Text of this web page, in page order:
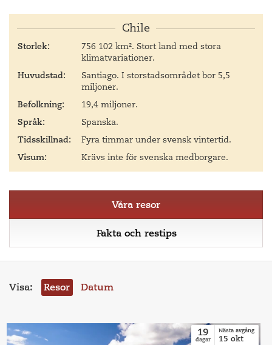
Chile
Storlek:
756 102 km². Stort land med stora
klimatvariationer.
Huvudstad:
Santiago. I storstadsområdet bor 5,5
miljoner.
Befolkning:
19,4 miljoner.
Språk:
Spanska.
Tidsskillnad:
Fyra timmar under svensk vintertid.
Visum:
Krävs inte för svenska medborgare.
Våra resor
Fakta och restips
Visa: Resor Datum
19
dagar
Nästa avgång
15okt